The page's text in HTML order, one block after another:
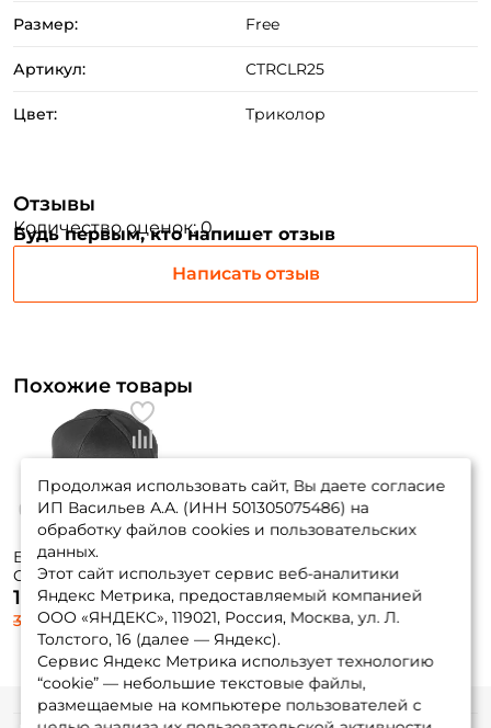
Размер: Free
Артикул: CTRCLR25
Цвет: Триколор
Отзывы
Количество оценок: 0
Будь первым, кто напишет отзыв
Написать отзыв
Похожие товары
Бейсболка Daiwa
Ca-60120 ЧЕРНЫЙ
/ СВЕТЛО СЕРЫЙ
1 900 ₽
3 165 ₽
Продолжая использовать сайт, Вы даете согласие
ИП Васильев А.А. (ИНН 501305075486) на
обработку файлов cookies и пользовательских
данных.
Этот сайт использует сервис веб-аналитики
Яндекс Метрика, предоставляемый компанией
ООО «ЯНДЕКС», 119021, Россия, Москва, ул. Л.
Толстого, 16 (далее — Яндекс).
Сервис Яндекс Метрика использует технологию
“cookie” — небольшие текстовые файлы,
размещаемые на компьютере пользователей с
Создать аккаунт
У меня уже есть аккаунт